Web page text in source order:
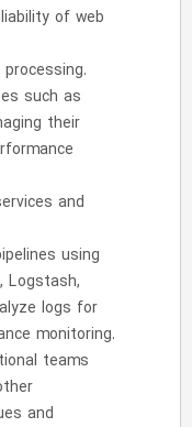
of web
such as
their
and
using
Logstash,
logs for
monitoring.
teams
and